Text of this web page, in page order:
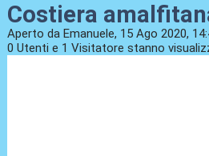
Costiera
Aperto da Emanuele, 15 Ago 2020,
0 Utenti e 1 Visitatore stanno